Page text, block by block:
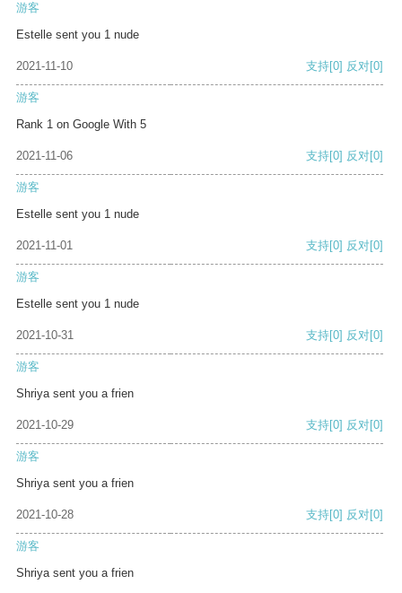
游客
Estelle sent you 1 nude
2021-11-10 支持[0] 反对[0]
游客
Rank 1 on Google With 5
2021-11-06 支持[0] 反对[0]
游客
Estelle sent you 1 nude
2021-11-01 支持[0] 反对[0]
游客
Estelle sent you 1 nude
2021-10-31 支持[0] 反对[0]
游客
Shriya sent you a frien
2021-10-29 支持[0] 反对[0]
游客
Shriya sent you a frien
2021-10-28 支持[0] 反对[0]
游客
Shriya sent you a frien